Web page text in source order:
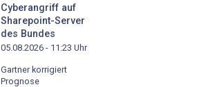
Cyberangriff auf
Sharepoint-Server
des Bundes
05.08.2026 - 11:23 Uhr
Gartner korrigiert
Prognose